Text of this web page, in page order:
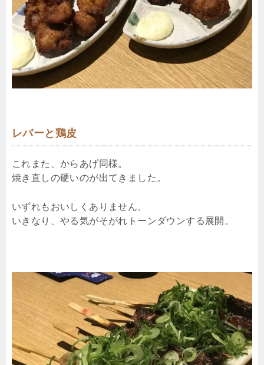
レバーと鶏皮
これまた、からあげ同様。
焼き直しの硬いのが出てきました。
いずれもおいしくありません。
いきなり、やる気がそがれトーンダウンする展開。